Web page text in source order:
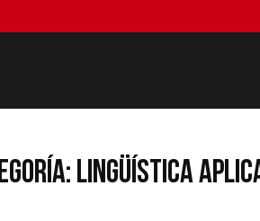
LINGÜÍSTICA